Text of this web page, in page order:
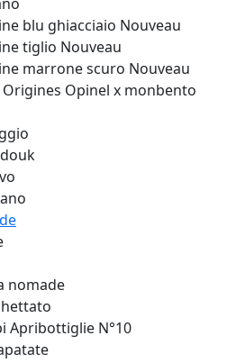
blu ghiacciaio Nouveau
tiglio Nouveau
marrone scuro Nouveau
Opinel x monbento
nomade
Apribottiglie N°10